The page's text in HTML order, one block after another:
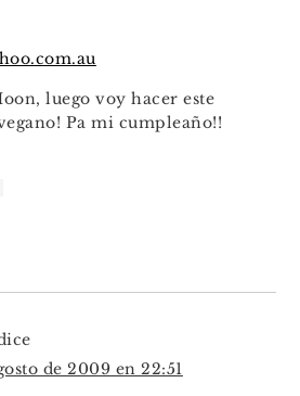
luego voy hacer este
Pa mi cumpleaño!!
de 2009 en 22:51